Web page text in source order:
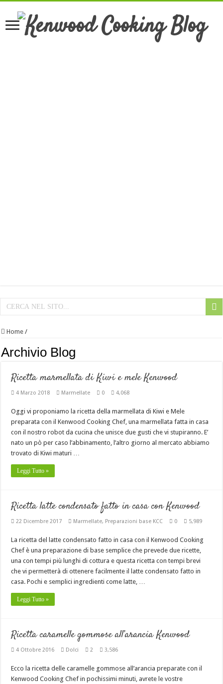
Home /
Archivio Blog
Ricetta marmellata di Kiwi e mele Kenwood
4 Marzo 2018 Marmellate 0 4,068
Oggi vi proponiamo la ricetta della marmellata di Kiwi e Mele
preparata con il Kenwood Cooking Chef, una marmellata fatta in casa
con il nostro robot da cucina che unisce due gusti che vi stupiranno. E’
nato un pò per caso l’abbinamento, l’altro giorno al mercato abbiamo
trovato di Kiwi maturi …
Leggi Tutto »
Ricetta latte condensato fatto in casa con Kenwood
22 Dicembre 2017 Marmellate, Preparazioni base KCC 0 5,989
La ricetta del latte condensato fatto in casa con il Kenwood Cooking
Chef è una preparazione di base semplice che prevede due ricette,
una con tempi più lunghi di cottura e questa ricetta con tempi brevi
che vi permetterà di ottenere facilmente il latte condensato fatto in
casa. Pochi e semplici ingredienti come latte, …
Leggi Tutto »
Ricetta caramelle gommose all’arancia Kenwood
4 Ottobre 2016 Dolci 2 3,586
Ecco la ricetta delle caramelle gommose all’arancia preparate con il
Kenwood Cooking Chef in pochissimi minuti, avrete le vostre